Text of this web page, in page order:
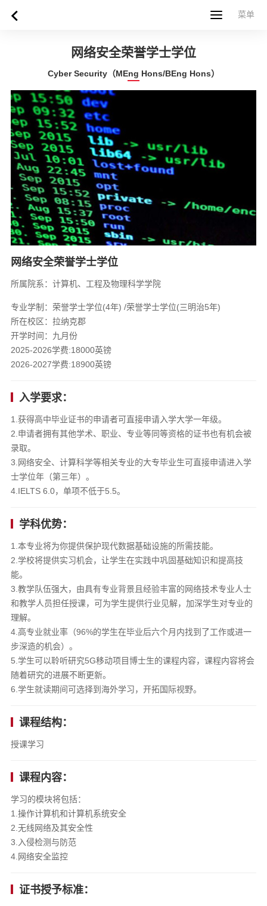
菜单
菜单
简体中文 繁體中文
关于西苏格兰大学
网络安全荣誉学士学位
Cyber Security（MEng Hons/BEng Hons）
网络安全荣誉学士学位
所属院系：计算机、工程及物理科学学院
专业学制：荣誉学士学位(4年) /荣誉学士学位(三明治5年)
所在校区：拉纳克郡
开学时间：九月份
2025-2026学费:18000英镑
2026-2027学费:18900英镑
入学要求：
1.获得高中毕业证书的申请者可直接申请入学大学一年级。
2.申请者拥有其他学术、职业、专业等同等资格的证书也有机会被
录取。
3.网络安全、计算科学等相关专业的大专毕业生可直接申请进入学
士学位年（第三年）。
4.IELTS 6.0，单项不低于5.5。
学科优势：
1.本专业将为你提供保护现代数据基础设施的所需技能。
2.学校将提供实习机会，让学生在实践中巩固基础知识和提高技
能。
3.教学队伍强大，由具有专业背景且经验丰富的网络技术专业人士
和教学人员担任授课，可为学生提供行业见解，加深学生对专业的
理解。
4.高专业就业率（96%的学生在毕业后六个月内找到了工作或进一
步深造的机会）。
5.学生可以聆听研究5G移动项目博士生的课程内容，课程内容将会
随着研究的进展不断更新。
6.学生就读期间可选择到海外学习，开拓国际视野。
课程结构：
授课学习
课程内容：
学习的模块将包括：
1.操作计算机和计算机系统安全
2.无线网络及其安全性
3.入侵检测与防范
4.网络安全监控
证书授予标准：